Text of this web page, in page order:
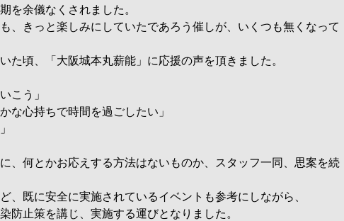
を余儀なくされました。
、きっと楽しみにしていたであろう催しが、いくつも無くなって
た頃、「大阪城本丸薪能」に応援の声を頂きました。
こう」
な心持ちで時間を過ごしたい」
、何とかお応えする方法はないものか、スタッフ一同、思案を続
、既に安全に実施されているイベン トも参考にしながら、
防止策を講じ、実施する運びとなり ました。